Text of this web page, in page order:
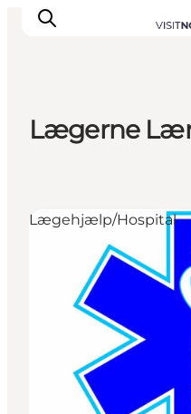
Overnatning
Book oplevelser
For børn
Lægerne
Lægehjælp/Hospital